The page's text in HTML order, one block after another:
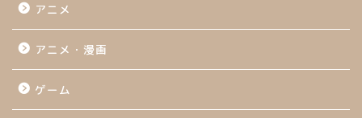
アニメ
アニメ・漫画
ゲーム